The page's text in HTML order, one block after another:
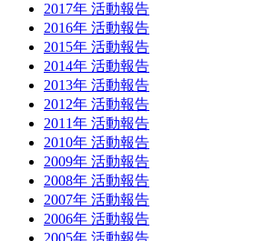
2017年 活動報告
2016年 活動報告
2015年 活動報告
2014年 活動報告
2013年 活動報告
2012年 活動報告
2011年 活動報告
2010年 活動報告
2009年 活動報告
2008年 活動報告
2007年 活動報告
2006年 活動報告
2005年 活動報告